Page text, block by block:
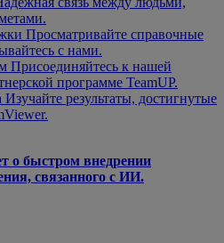
Просматривайте справочные
с нами.
Присоединяйтесь к нашей
программе TeamUP.
Изучайте результаты, достигнутые
о быстром внедрении
связанного с ИИ.